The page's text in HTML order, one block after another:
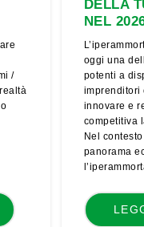
/
DELLA
NEL
oggi una
potenti a
imprenditori
innovare e
competitiva
Nel
panorama